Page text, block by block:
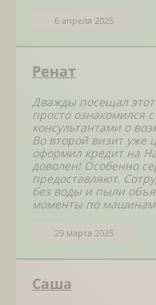
6 апреля 2025
Ренат
Дважды посещал
просто ознакомился
консультантами о
Во второй визит уже
оформил кредит на
доволен! Особенно
предоставляют.
без воды и пыли
моменты по
29 марта 2025
Саша